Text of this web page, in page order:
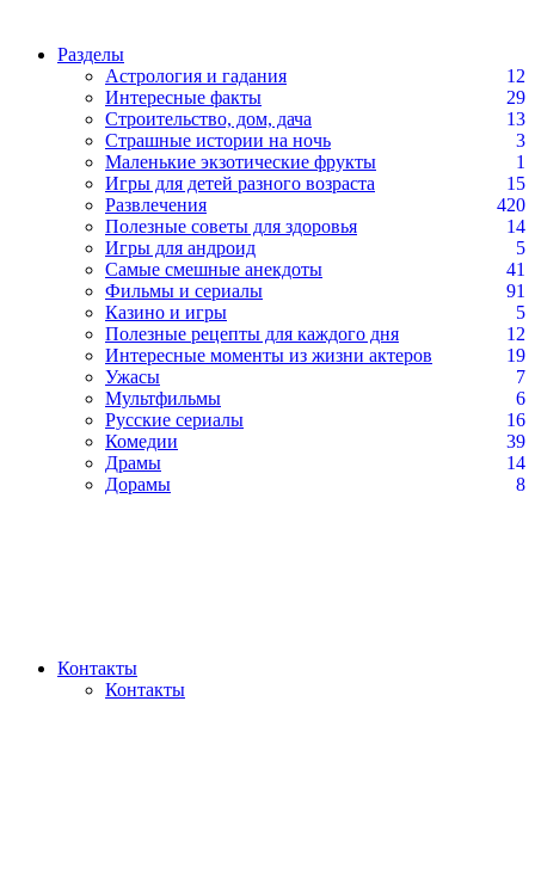
Разделы
Астрология и гадания
12
Интересные факты
29
Строительство, дом, дача
13
Страшные истории на ночь
3
Маленькие экзотические фрукты
1
Игры для детей разного возраста
15
Развлечения
420
Полезные советы для здоровья
14
Игры для андроид
5
Самые смешные анекдоты
41
Фильмы и сериалы
91
Казино и игры
5
Полезные рецепты для каждого дня
12
Интересные моменты из жизни актеров
19
Ужасы
7
Мультфильмы
6
Русские сериалы
16
Комедии
39
Драмы
14
Дорамы
8
Контакты
Контакты